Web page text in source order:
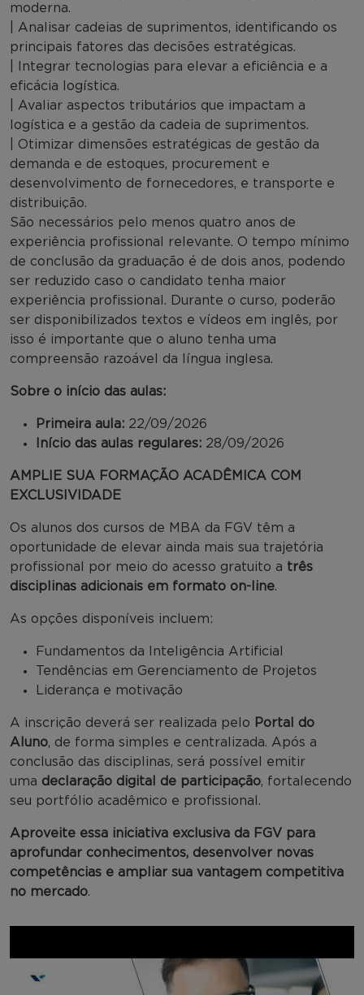
moderna.
| Analisar cadeias de suprimentos, identificando os
principais fatores das decisões estratégicas.
| Integrar tecnologias para elevar a eficiência e a
eficácia logística.
| Avaliar aspectos tributários que impactam a
logística e a gestão da cadeia de suprimentos.
| Otimizar dimensões estratégicas de gestão da
demanda e de estoques, procurement e
desenvolvimento de fornecedores, e transporte e
distribuição.
São necessários pelo menos quatro anos de
experiência profissional relevante. O tempo mínimo
de conclusão da graduação é de dois anos, podendo
ser reduzido caso o candidato tenha maior
experiência profissional. Durante o curso, poderão
ser disponibilizados textos e vídeos em inglês, por
isso é importante que o aluno tenha uma
compreensão razoável da língua inglesa.
Sobre o início das aulas:
Primeira aula: 22/09/2026
Início das aulas regulares: 28/09/2026
AMPLIE SUA FORMAÇÃO ACADÊMICA COM
EXCLUSIVIDADE
Os alunos dos cursos de MBA da FGV têm a
oportunidade de elevar ainda mais sua trajetória
profissional por meio do acesso gratuito a três
disciplinas adicionais em formato on-line.
As opções disponíveis incluem:
Fundamentos da Inteligência Artificial
Tendências em Gerenciamento de Projetos
Liderança e motivação
A inscrição deverá ser realizada pelo Portal do
Aluno, de forma simples e centralizada. Após a
conclusão das disciplinas, será possível emitir
uma declaração digital de participação, fortalecendo
seu portfólio acadêmico e profissional.
Aproveite essa iniciativa exclusiva da FGV para
aprofundar conhecimentos, desenvolver novas
competências e ampliar sua vantagem competitiva
no mercado.